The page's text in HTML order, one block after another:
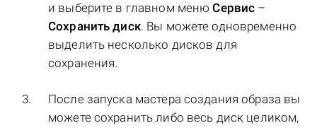
и выберите в главном менюСервис –
Сохранить диск. Вы можете одновременно
выделить несколько дисков для
сохранения.
После запуска мастера создания образа вы
можете сохранить либо весь диск целиком,